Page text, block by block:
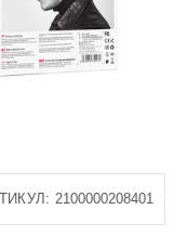
2100000208401